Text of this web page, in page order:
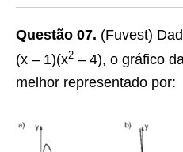
Questão 07. (Fuvest)
(x – 1)(x2 – 4), o gráfico
melhor representado por: